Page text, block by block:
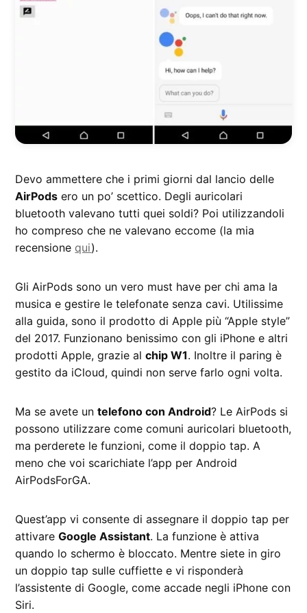
Devo ammettere che i primi giorni dal lancio delle
AirPods ero un po’ scettico. Degli auricolari
bluetooth valevano tutti quei soldi? Poi utilizzandoli
ho compreso che ne valevano eccome (la mia
recensione qui).
Gli AirPods sono un vero must have per chi ama la
musica e gestire le telefonate senza cavi. Utilissime
alla guida, sono il prodotto di Apple più “Apple style”
del 2017. Funzionano benissimo con gli iPhone e altri
prodotti Apple, grazie alchip W1. Inoltre il paring è
gestito da iCloud, quindi non serve farlo ogni volta.
Ma se avete untelefono con Android? Le AirPods si
possono utilizzare come comuni auricolari bluetooth,
ma perderete le funzioni, come il doppio tap. A
meno che voi scarichiate l’app per Android
AirPodsForGA.
Quest’app vi consente di assegnare il doppio tap per
attivareGoogle Assistant. La funzione è attiva
quando lo schermo è bloccato. Mentre siete in giro
un doppio tap sulle cuffiette e vi risponderà
l’assistente di Google, come accade negli iPhone con
Siri.